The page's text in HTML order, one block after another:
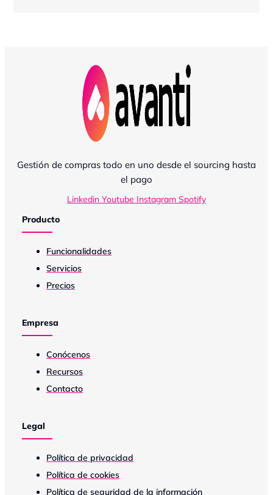
Gestión de compras todo en uno desde el sourcing hasta
el pago
Linkedin Youtube Instagram Spotify
Producto
Funcionalidades
Servicios
Precios
Empresa
Conócenos
Recursos
Contacto
Legal
Política de privacidad
Política de cookies
Política de seguridad de la información